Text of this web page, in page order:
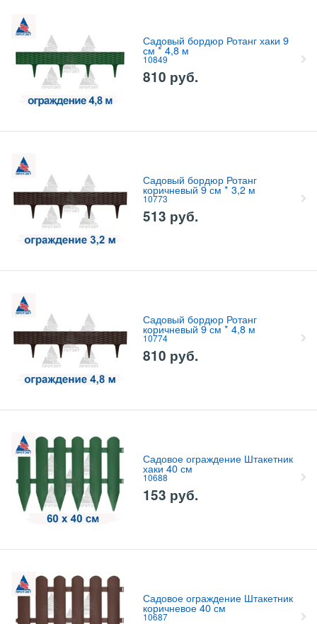
Садовый бордюр Ротанг хаки 9
см * 4,8 м
10849
810 руб.
Садовый бордюр Ротанг
коричневый 9 см * 3,2 м
10773
513 руб.
Садовый бордюр Ротанг
коричневый 9 см * 4,8 м
10774
810 руб.
Садовое ограждение Штакетник
хаки 40 см
10688
153 руб.
Садовое ограждение Штакетник
коричневое 40 см
10687